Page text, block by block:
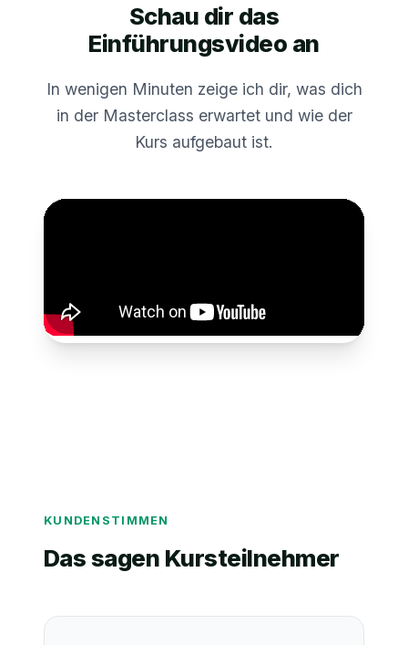
Schau dir das
Einführungsvideo an
In wenigen Minuten zeige ich dir, was dich
in der Masterclass erwartet und wie der
Kurs aufgebaut ist.
KUNDENSTIMMEN
Das sagen Kursteilnehmer